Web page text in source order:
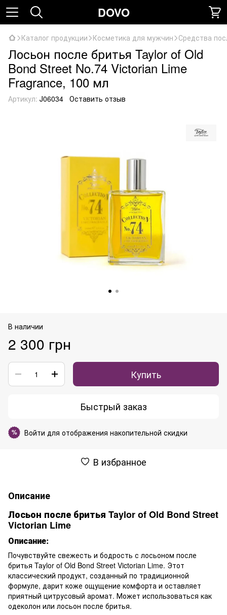
DOVO
Каталог продукции Косметика для мужчин Средства
Лосьон после бритья Taylor of Old
Bond Street No.74 Victorian Lime
Fragrance, 100 мл
Артикул: J06034 Оставить отзыв
В наличии
2 300 грн
Купить
Быстрый заказ
% Войти для отображения накопительной скидки
В избранное
Описание
Лосьон после бритья Taylor of Old Bond Street
Victorian Lime
Описание:
Почувствуйте свежесть и бодрость с лосьоном после
бритья Taylor of Old Bond Street Victorian Lime. Этот
классический продукт, созданный по традиционной
формуле, дарит коже ощущение комфорта и оставляет
приятный цитрусовый аромат. Может использоваться как
одеколон или лосьон после бритья.